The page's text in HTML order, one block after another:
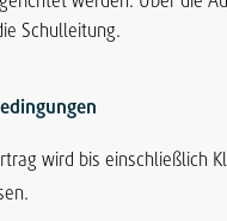
Schulleitung.
wird bis einschließlich